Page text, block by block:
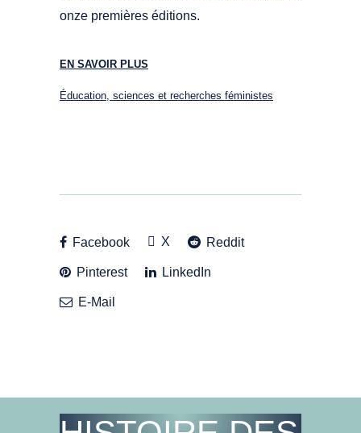
onze premières éditions.
EN SAVOIR PLUS
Éducation, sciences et recherches féministes
Facebook X Reddit
Pinterest LinkedIn
E-Mail